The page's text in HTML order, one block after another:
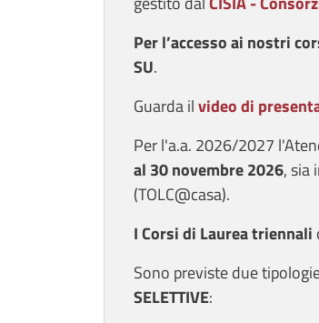
Per l’accesso ai nostri
SU.
Guarda ilvideo di
Per l'a.a. 2026/2027
al 30 novembre 2026, sia
(TOLC@casa).
I Corsi di Laurea triennali
Sono previste due
SELETTIVE: